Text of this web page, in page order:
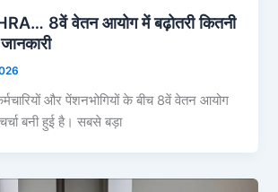
8वें वेतन आयोग में बढ़ोतरी कितनी
और पेंशनभोगियों के बीच 8वें वेतन आयोग
बनी हुई है। सबसे बड़ा